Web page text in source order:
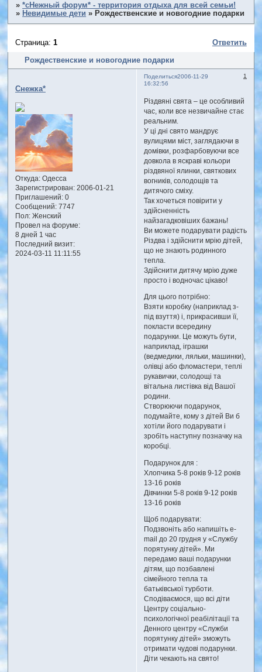
»*сНежный форум* - территория отдыха для всей семьи!
» Невидимые дети » Рождественские и новогодние подарки
Рождественские и новогодние подарки
Страница:1 Ответить
Поделиться 1
2006-11-29
16:32:56
Снежка*
Откуда:Одесса
Зарегистрирован: 2006-01-21
Приглашений:0
Сообщений:7747
Пол:Женский
Провел на форуме:
8 дней 1 час
Последний визит:
2024-03-11 11:11:55
Різдвяні свята – це особливий
час, коли все нeзвичайне стає
реальним.
У ці дні свято мандрує
вулицями міст, заглядаючи в
домівки, розфарбовуючи все
довкола в яскраві кольори
різдвяної ялинки, святкових
вогників, солодощів та
дитячого сміху.
Так хочеться повірити у
здійсненність
найзагадковіших бажань!
Ви можете подарувати радість
Різдва і здійснити мрію дітей,
що не знають родинного
тепла.
Здійснити дитячу мрію дуже
просто і водночас цікаво!
Для цього потрібно:
Взяти коробку (наприклад з-
під взуття) і, прикрасивши її,
покласти всередину
подарунки. Це можуть бути,
наприклад, іграшки
(ведмедики, ляльки, машинки),
олівці або фломастери, теплі
рукавички, солодощі та
вітальна листівка від Вашої
родини.
Створюючи подарунок,
подумайте, кому з дітей Ви б
хотіли його подарувати і
зробіть наступну позначку на
коробці.
Подарунок для :
Хлопчика 5-8 років 9-12 років
13-16 років
Дівчинки 5-8 років 9-12 років
13-16 років
Щоб подарувати:
Подзвоніть або напишіть e-
mail до 20 грудня у «Службу
порятунку дітей». Ми
передамо ваші подарунки
дітям, що позбавлені
сімейного тепла та
батьківської турботи.
Сподіваємося, що всі діти
Центру соціально-
психологічної реабілітації та
Денного центру «Служби
порятунку дітей» зможуть
отримати чудові подарунки.
Діти чекають на свято!